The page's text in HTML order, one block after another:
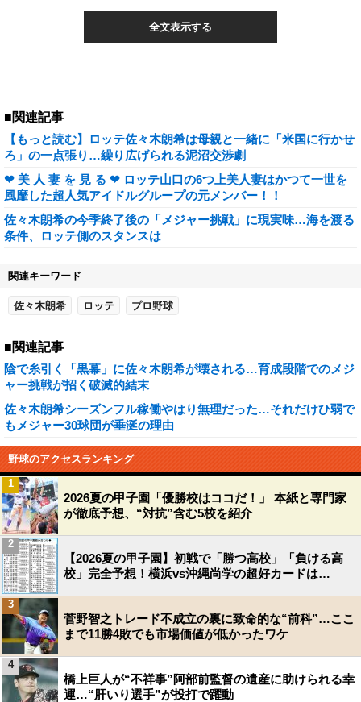
全文表示する
■関連記事
【もっと読む】ロッテ佐々木朗希は母親と一緒に「米国に行かせ
ろ」の一点張り…繰り広げられる泥沼交渉劇
❤ 美 人 妻 を 見 る ❤ ロッテ山口の6つ上美人妻はかつて一世を
風靡した超人気アイドルグループの元メンバー！！
佐々木朗希の今季終了後の「メジャー挑戦」に現実味…海を渡る
条件、ロッテ側のスタンスは
関連キーワード
佐々木朗希 ロッテ プロ野球
■関連記事
陰で糸引く「黒幕」に佐々木朗希が壊される…育成段階でのメジ
ャー挑戦が招く破滅的結末
佐々木朗希シーズンフル稼働やはり無理だった…それだけひ弱で
もメジャー30球団が垂涎の理由
野球のアクセスランキング
2026夏の甲子園「優勝校はココだ！」 本紙と専門家
が徹底予想、“対抗”含む5校を紹介
1
【2026夏の甲子園】初戦で「勝つ高校」「負ける高
校」完全予想！横浜vs沖縄尚学の超好カードは…
2
菅野智之トレード不成立の裏に致命的な“前科”…ここ
まで11勝4敗でも市場価値が低かったワケ
3
橋上巨人が“不祥事”阿部前監督の遺産に助けられる幸
運…“肝いり選手”が投打で躍動
4